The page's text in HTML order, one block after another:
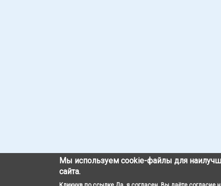
Мы используем cookie-файлы для
сайта.